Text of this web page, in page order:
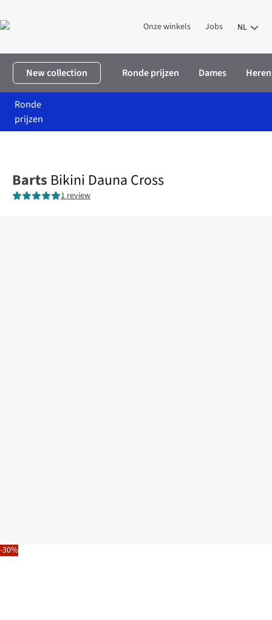
Onze winkels Jobs NL
New collection Ronde prijzen Dames Heren
Ronde
prijzen
-30%
Barts Bikini Dauna Cross
1 review